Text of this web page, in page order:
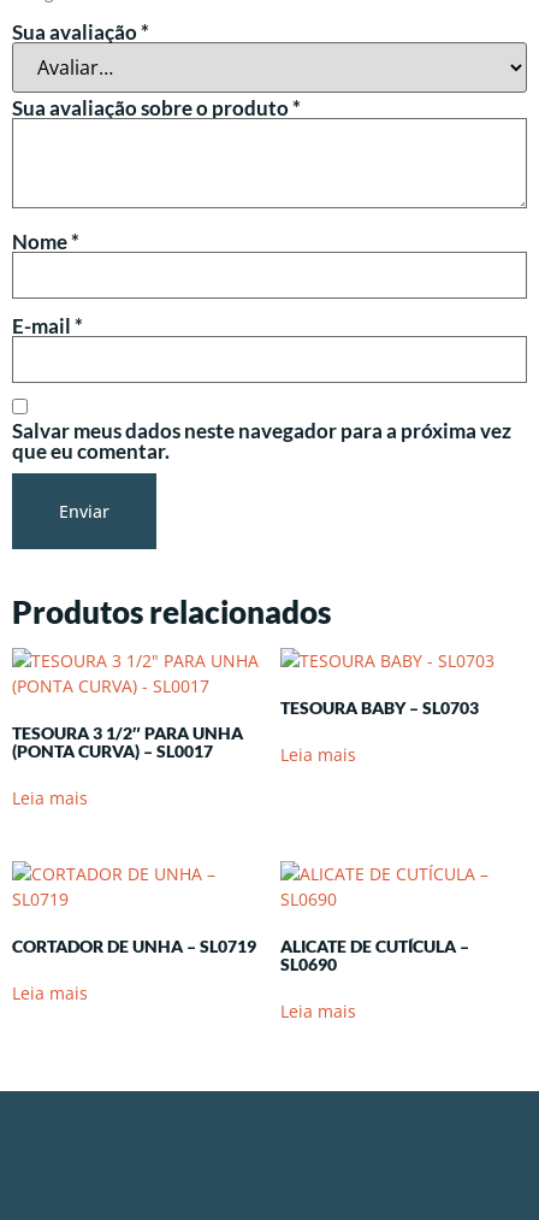
Sua avaliação*
Sua avaliação sobre o produto*
Nome*
E-mail*
Salvar meus dados neste navegador para a próxima vez
que eu comentar.
Produtos relacionados
TESOURA 3 1/2″ PARA UNHA
(PONTA CURVA) – SL0017
Leia mais
TESOURA BABY – SL0703
Leia mais
CORTADOR DE UNHA – SL0719
Leia mais
ALICATE DE CUTÍCULA –
SL0690
Leia mais